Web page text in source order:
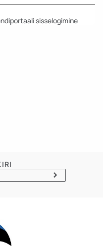
sisselogimine